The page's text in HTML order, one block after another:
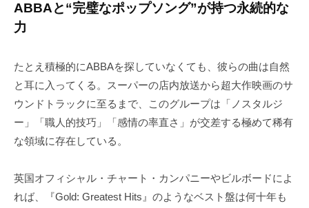
ABBAと“完璧なポップソング”が持つ永続的な
力
たとえ積極的にABBAを探していなくても、彼らの曲は自然
と耳に入ってくる。スーパーの店内放送から超大作映画のサ
ウンドトラックに至るまで、このグループは「ノスタルジ
ー」「職人的技巧」「感情の率直さ」が交差する極めて稀有
な領域に存在している。
英国オフィシャル・チャート・カンパニーやビルボードによ
れば、『Gold: Greatest Hits』のようなベスト盤は何十年も